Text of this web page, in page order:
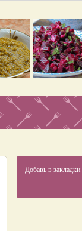
Добавь в закладки